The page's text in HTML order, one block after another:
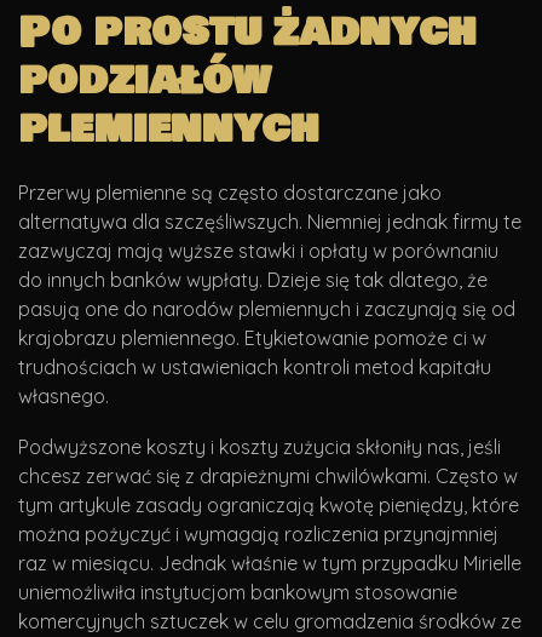
Po prostu żadnych
podziałów
plemiennych
Przerwy plemienne są często dostarczane jako
alternatywa dla szczęśliwszych. Niemniej jednak firmy te
zazwyczaj mają wyższe stawki i opłaty w porównaniu
do innych banków wypłaty. Dzieje się tak dlatego, że
pasują one do narodów plemiennych i zaczynają się od
krajobrazu plemiennego. Etykietowanie pomoże ci w
trudnościach w ustawieniach kontroli metod kapitału
własnego.
Podwyższone koszty i koszty zużycia skłoniły nas, jeśli
chcesz zerwać się z drapieżnymi chwilówkami. Często w
tym artykule zasady ograniczają kwotę pieniędzy, które
można pożyczyć i wymagają rozliczenia przynajmniej
raz w miesiącu. Jednak właśnie w tym przypadku Mirielle
uniemożliwiła instytucjom bankowym stosowanie
komercyjnych sztuczek w celu gromadzenia środków ze